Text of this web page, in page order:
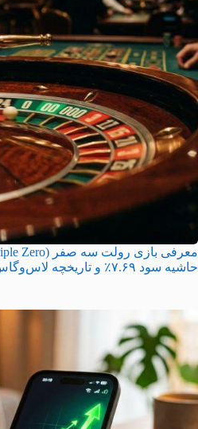
حاشیه سود ۷.۶۹٪ و تاریخچه لاس‌وگاس